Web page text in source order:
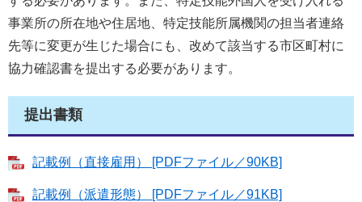
事業所の所在地や住居地、特定技能所属機関の担当者連絡
先等に変更が生じた場合にも、改めて該当する市区町村に
協力確認書を提出する必要があります。
提出書類
記載例（直接雇用） [PDFファイル／90KB]
記載例（派遣形態） [PDFファイル／91KB]